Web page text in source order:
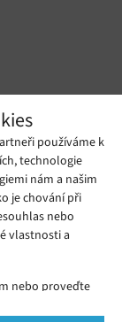
používáme k
technologie
nám a našim
je chování při
nebo
vlastnosti a
nebo proveďte
pouze na tomto